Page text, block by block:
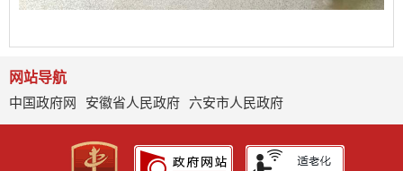
网站导航
中国政府网
安徽省人民政府 六安市人民政府